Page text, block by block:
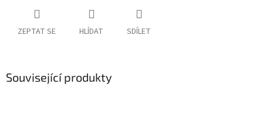
ZEPTAT SE HLÍDAT SDÍLET
Související produkty